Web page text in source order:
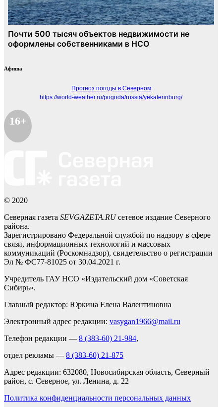
Афиша
Прогноз погоды в Северном
https://world-weather.ru/pogoda/russia/yekaterinburg/
16+
© 2020
Северная газета SEVGAZETA.RUсетевое издание Северного
района.
Зарегистрировано Федеральной службой по надзору в сфере
связи, информационных технологий и массовых
коммуникаций (Роскомнадзор), свидетельство о регистрации
Эл № ФС77-81025 от 30.04.2021 г.
Учредитель ГАУ НСО «Издательский дом «Советская
Сибирь».
Главный редактор: Юркина Елена Валентиновна
Электронный адрес редакции: vasygan1966@mail.ru
Телефон редакции — 8 (383-60) 21-984,
отдел рекламы — 8 (383-60) 21-875
Адрес редакции: 632080, Новосибирская область, Северный
район, с. Северное, ул. Ленина, д. 22
Политика конфиденциальности персональных данных